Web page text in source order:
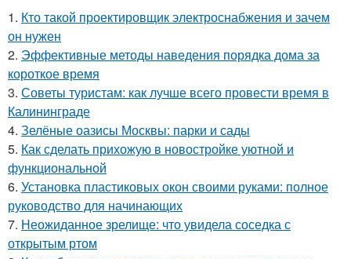
1. Кто такой проектировщик электроснабжения и зачем
он нужен
2. Эффективные методы наведения порядка дома за
короткое время
3. Советы туристам: как лучше всего провести время в
Калининграде
4. Зелёные оазисы Москвы: парки и сады
5. Как сделать прихожую в новостройке уютной и
функциональной
6. Установка пластиковых окон своими руками: полное
руководство для начинающих
7. Неожиданное зрелище: что увидела соседка с
открытым ртом